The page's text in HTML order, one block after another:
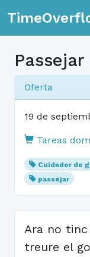
Passejar
Oferta
19 de
Tareas
Cuidador de
passejar
Ara no
treure el